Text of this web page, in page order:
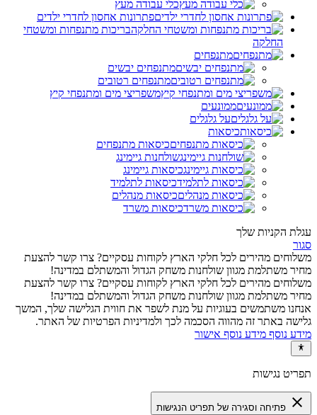
כלי עבודה מעץ
פתרונות אחסון לחדרי ילדים
בריכות מתנפחות ומשטחי
החלקה
מתנפחים
מתנפחים יבשים
מתנפחים רטובים
משפריצי מים ומתנפחי קיץ
ממונעים
על גלגלים
כיסאות
כיסאות מתנפחים
שולחנות גיימינג
כיסאות גיימינג
כיסאות לתלמיד
כיסאות מנהלים
כיסאות משרד
עגלת הקניות שלך
סגור
משלוחים מהירים לכל חלקי הארץ לקוחות עסקיים? צרו קשר להצעת
מחיר משתלמת מגוון שולחנות משחק הגדול והמשתלם במדינה!
משלוחים מהירים לכל חלקי הארץ לקוחות עסקיים? צרו קשר להצעת
מחיר משתלמת מגוון שולחנות משחק הגדול והמשתלם במדינה!
אנחנו משתמשים בעוגיות על מנת לשפר את חווית הגלישה שלך, המשך
גלישה באתר זה מהווה הסכמה לכך ולמדיניות הפרטיות של האתר.
מידע נוסף מידע נוסף אישור
תפריט נגישות
close פתיחה וסגירה של תפריט הנגישות